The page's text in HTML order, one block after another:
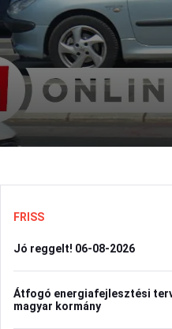
FRISS
Jó reggelt! 06-08-2026
Átfogó energiafejlesztési
magyar kormány